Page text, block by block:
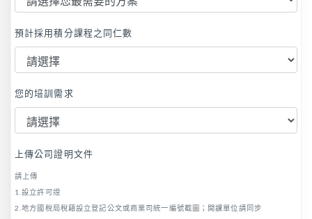
預計採用積分課程之同仁數
您的培訓需求
上傳公司證明文件
請上傳
1.設立許可證
2.地方國稅局稅籍設立登記公文或商業司統一編號截圖；開課單位請同步